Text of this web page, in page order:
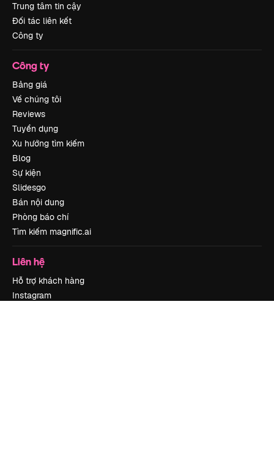
Trung tâm tin cậy
Đối tác liên kết
Công ty
Công ty
Bảng giá
Về chúng tôi
Reviews
Tuyển dụng
Xu hướng tìm kiếm
Blog
Sự kiện
Slidesgo
Bán nội dung
Phòng báo chí
Tìm kiếm magnific.ai
Liên hệ
Hỗ trợ khách hàng
Instagram